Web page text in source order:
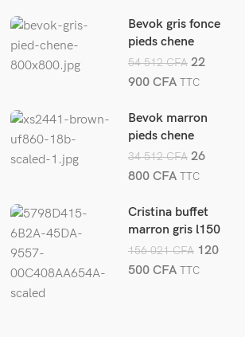
Bevok gris fonce
pieds chene
54 512CFA 22
900 CFA TTC
Bevok marron
pieds chene
34 512CFA 26
800 CFA TTC
Cristina buffet
marron gris l150
cm
156 021CFA 120
500 CFA TTC